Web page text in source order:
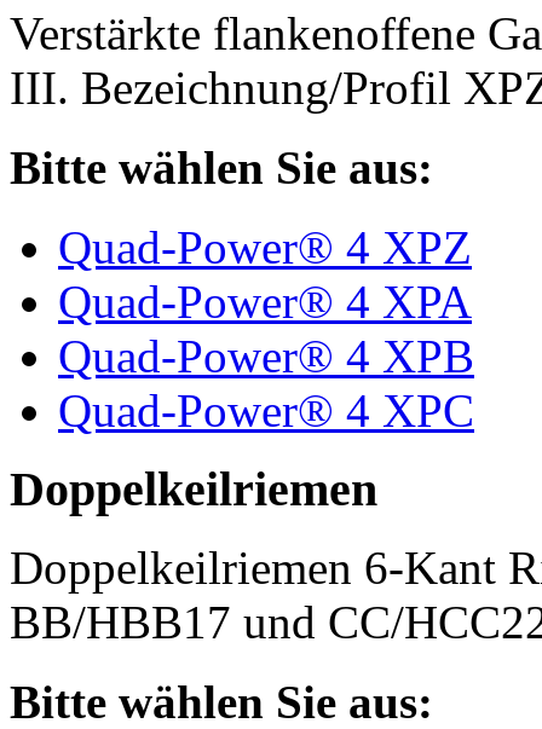
Verstärkte flankenoffene
III. Bezeichnung/Profil
Bitte wählen Sie aus:
Quad-Power® 4 XPZ
Quad-Power® 4 XPA
Quad-Power® 4 XPB
Quad-Power® 4 XPC
Doppelkeilriemen
Doppelkeilriemen 6-Kant
BB/HBB17 und CC/
Bitte wählen Sie aus: